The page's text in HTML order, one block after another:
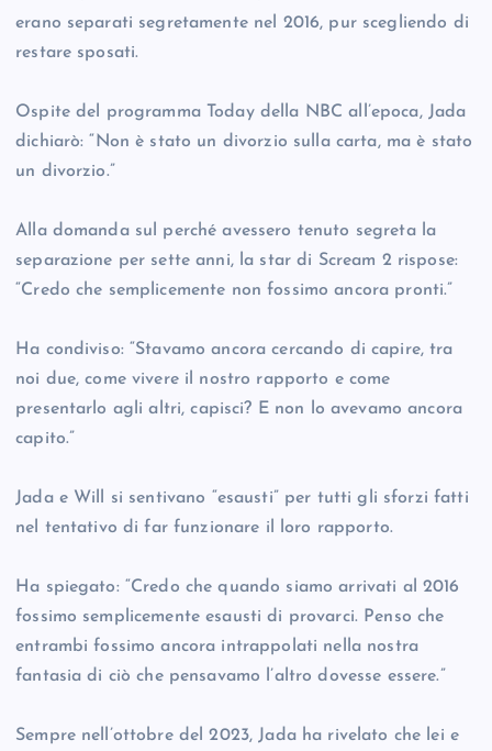
erano separati segretamente nel 2016, pur scegliendo di
restare sposati.
Ospite del programma Today della NBC all’epoca, Jada
dichiarò: “Non è stato un divorzio sulla carta, ma è stato
un divorzio.”
Alla domanda sul perché avessero tenuto segreta la
separazione per sette anni, la star di Scream 2 rispose:
“Credo che semplicemente non fossimo ancora pronti.”
Ha condiviso: “Stavamo ancora cercando di capire, tra
noi due, come vivere il nostro rapporto e come
presentarlo agli altri, capisci? E non lo avevamo ancora
capito.”
Jada e Will si sentivano “esausti” per tutti gli sforzi fatti
nel tentativo di far funzionare il loro rapporto.
Ha spiegato: “Credo che quando siamo arrivati al 2016
fossimo semplicemente esausti di provarci. Penso che
entrambi fossimo ancora intrappolati nella nostra
fantasia di ciò che pensavamo l’altro dovesse essere.”
Sempre nell’ottobre del 2023, Jada ha rivelato che lei e